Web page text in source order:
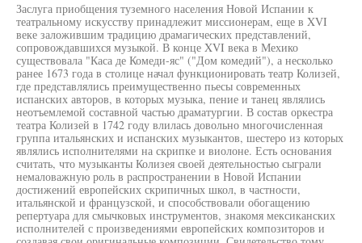
Заслуга приобщения туземного населения Новой Испании к
театральному искусству принадлежит миссионерам, еще в XVI
веке заложившим традицию драмагических представлений,
сопровождавшихся музыкой. В конце XVI века в Мехико
существовала "Каса де Комеди-яс" ("Дом комедий"), а несколько
ранее 1673 года в столице начал функционировать театр Колизей,
где представлялись преимущественно пьесы современных
испанских авторов, в которых музыка, пение и танец являлись
неотъемлемой составной частью драматургии. В состав оркестра
театра Колизей в 1742 году влилась довольно многочисленная
группа итальянских и испанских музыкантов, шестеро из которых
являлись исполнителями на скрипке и виолоне. Есть основания
считать, что музыканты Колизея своей деятельностью сыграли
немаловажную роль в распространении в Новой Испании
достижений европейских скрипичных школ, в частности,
итальянской и французской, и способствовали обогащению
репертуара для смычковых инструментов, знакомя мексиканских
исполнителей с произведениями европейских композиторов и